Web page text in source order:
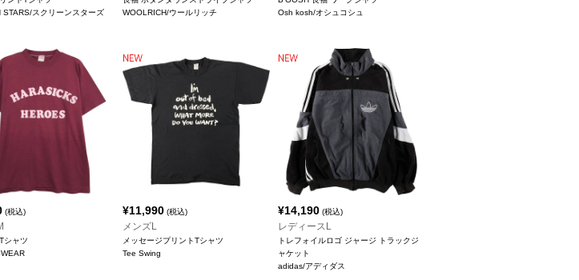
STARS/スクリーンスターズ
WOOLRICH/ウールリッチ
Osh kosh/オシュコシュ
(税込)
シャツ
¥11,990 (税込)
メンズL
メッセージプリントTシャツ
Tee Swing
¥14,190 (税込)
レディースL
トレフォイルロゴ ジャージ トラックジ
ャケット
adidas/アディダス